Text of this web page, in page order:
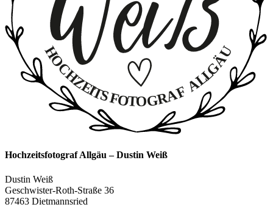
Hochzeitsfotograf Allgäu – Dustin Weiß
Dustin Weiß
Geschwister-Roth-Straße 36
87463 Dietmannsried